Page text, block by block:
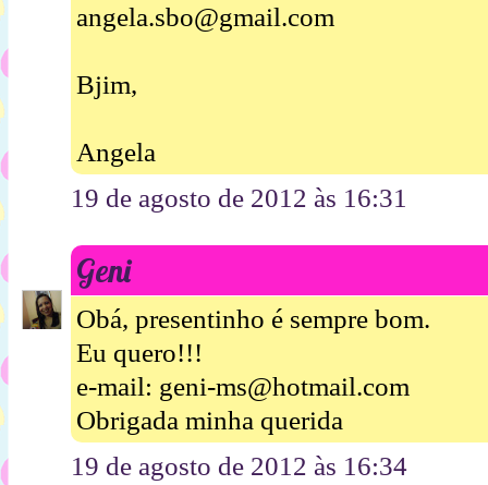
angela.sbo@gmail.com
Bjim,
Angela
19 de agosto de 2012 às 16:31
Geni
Obá, presentinho é sempre bom.
Eu quero!!!
e-mail: geni-ms@hotmail.com
Obrigada minha querida
19 de agosto de 2012 às 16:34